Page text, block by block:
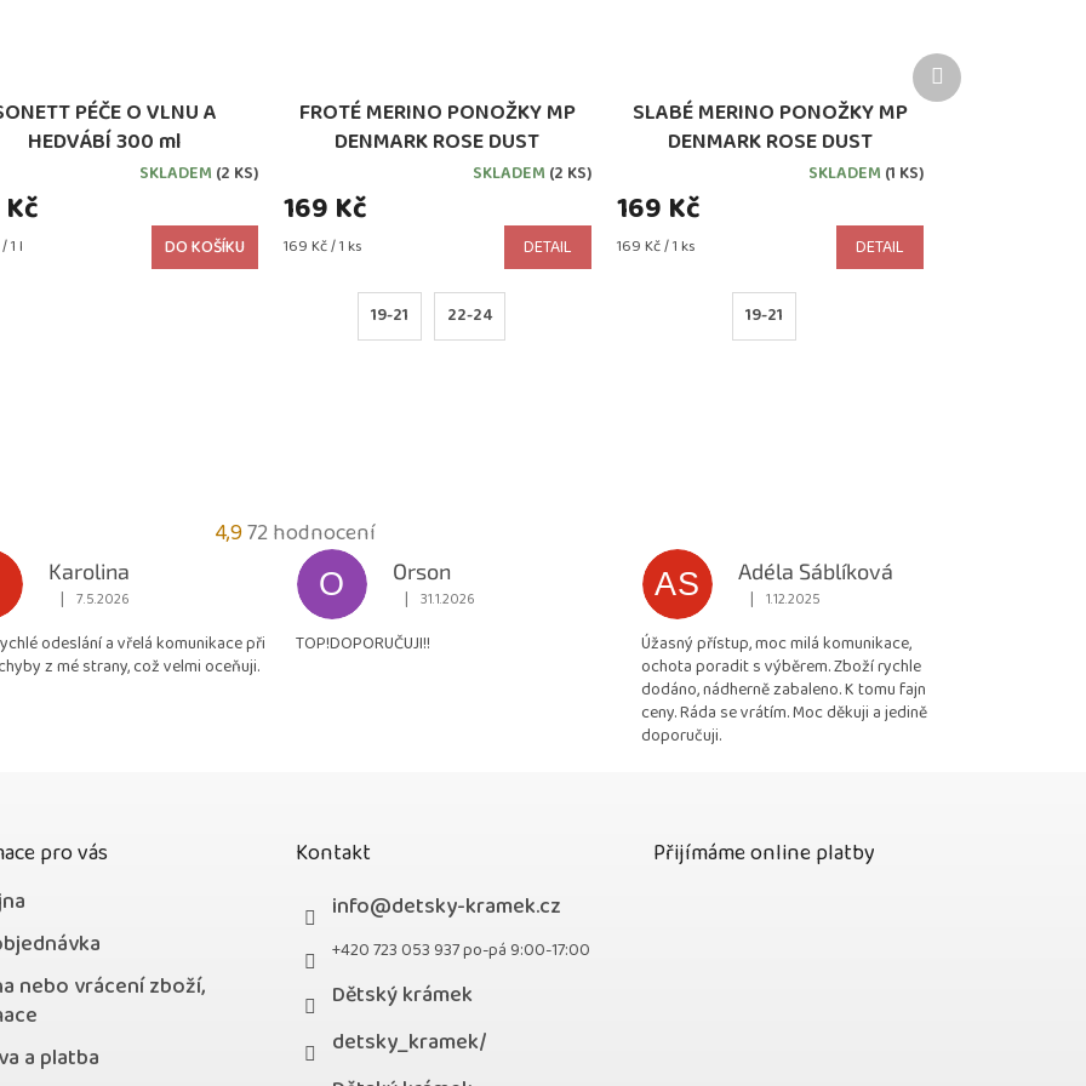
PÉČE O VLNU A
HEDVÁBÍ 300 ml
SKLADEM (2 KS)
1 l DO KOŠÍKU
FROTÉ MERINO PONOŽKY MP
DENMARK ROSE DUST
SKLADEM (2 KS)
169 Kč
Měrná
169 Kč / 1 ks DETAIL
19-21 22-24
SLABÉ MERINO PONOŽKY MP
DENMARK ROSE DUST
SKLADEM (1 KS)
169 Kč
Měrná
169 Kč / 1 ks DETAIL
19-21
Další
produkt
4,9Průměrné
hodnocení
obchodu
4,9
z
72 hodnocení
Karolina
Hodnocení obchodu je 5 z 5 hvězdiček.
| 7.5.2026
odeslání a vřelá komunikace při
z mé strany, což velmi oceňuji.
O
Orson
Hodnocení obchodu je 5 z 5 hvězdiček.
| 31.1.2026
TOP!DOPORUČUJI!!
AS
Adéla Sáblíková
Hodnocení obchodu je 5 z 5 hvězdiček.
| 1.12.2025
Úžasný přístup, moc milá komunikace,
ochota poradit s výběrem. Zboží rychle
dodáno, nádherně zabaleno. K tomu fajn
ceny. Ráda se vrátím. Moc děkuji a jedině
doporučuji.
pro vás
nebo vrácení zboží,
a platba
Kontakt
info@detsky-kramek.cz
+420 723 053 937 po-pá 9:00-17:00
Dětský krámek
detsky_kramek/
Přijímáme online platby